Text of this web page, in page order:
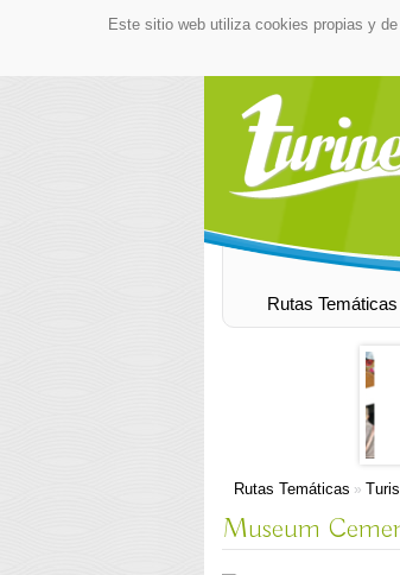
Este sitio web utiliza cookies propias y
Rutas Temáticas
Rutas Temáticas »
Museum